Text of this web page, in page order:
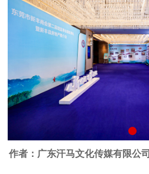
作者：广东汗马文化传媒有限公司